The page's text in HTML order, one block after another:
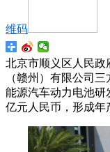
维码
北京市顺义区人民政
（赣州）有限公司
能源汽车动力电池研
亿元人民币，形成年